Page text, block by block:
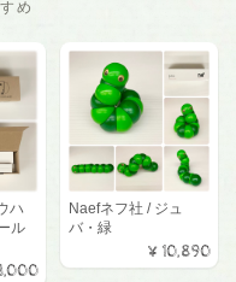
め
ハ
ル
Naefネフ社 / ジュ
バ・緑
¥10,890